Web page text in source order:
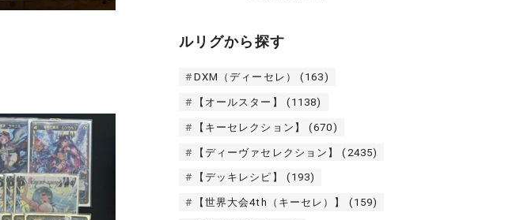
ルリグから探す
DXM（ディーセレ） (163)
【オールスター】 (1138)
【キーセレクション】 (670)
【ディーヴァセレクション】 (2435)
【デッキレシピ】 (193)
【世界大会4th（キーセレ）】 (159)